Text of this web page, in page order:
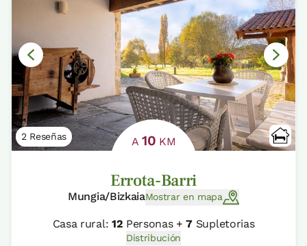
2 Reseñas A 10 KM
Errota-Barri
Mungia/BizkaiaMostrar en mapa
Casa rural: 12 Personas +7 Supletorias
Distribución